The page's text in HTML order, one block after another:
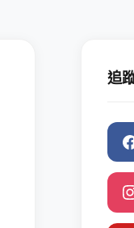
追